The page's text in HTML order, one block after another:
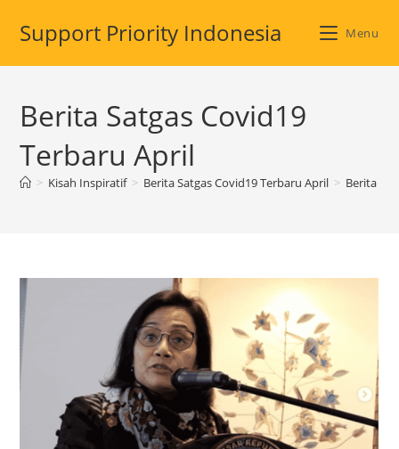
Support Priority Indonesia Menu
Berita Satgas Covid19
Terbaru April
> Kisah Inspiratif > Berita Satgas Covid19 Terbaru April > Berita